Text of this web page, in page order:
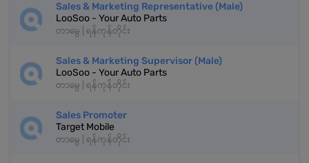
Sales & Marketing Representative (Male)
LooSoo - Your Auto Parts
တာမွေ | ရန်ကုန်တိုင်း
Sales & Marketing Supervisor (Male)
LooSoo - Your Auto Parts
တာမွေ | ရန်ကုန်တိုင်း
Sales Promoter
Target Mobile
တာမွေ | ရန်ကုန်တိုင်း